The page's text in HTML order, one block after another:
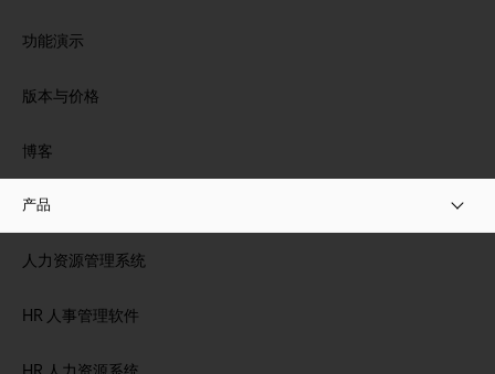
功能演示
版本与价格
博客
产品
人力资源管理系统
HR 人事管理软件
HR 人力资源系统